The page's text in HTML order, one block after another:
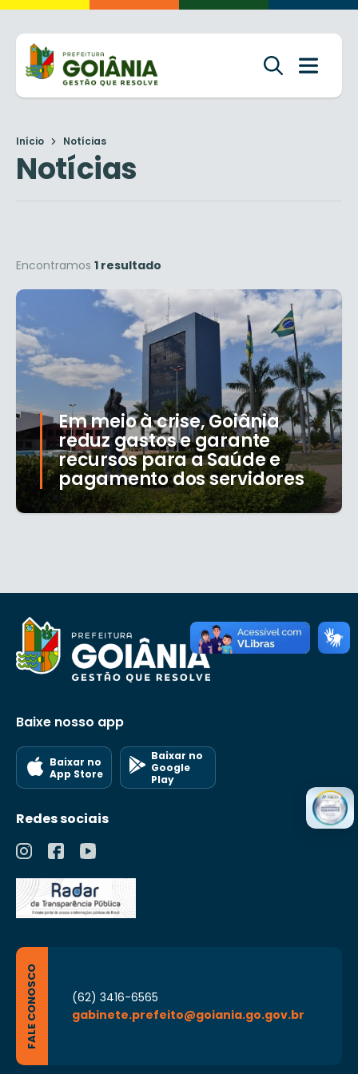
Início Notícias
Notícias
Encontramos 1 resultado
Em meio à crise, Goiânia
reduz gastos e garante
recursos para a Saúde e
pagamento dos servidores
Baixe nosso app
Baixar no
App Store
Baixar no
Google
Play
Redes sociais
FALE CONOSCO
(62) 3416-6565
gabinete.prefeito@goiania.go.gov.br